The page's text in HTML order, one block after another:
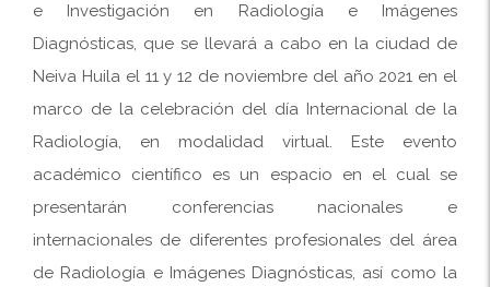
e Investigación en Radiología e Imágenes
Diagnósticas, que se llevará a cabo en la ciudad de
Neiva Huila el 11 y 12 de noviembre del año 2021 en el
marco de la celebración del día Internacional de la
Radiología, en modalidad virtual. Este evento
académico científico es un espacio en el cual se
presentarán conferencias nacionales e
internacionales de diferentes profesionales del área
de Radiología e Imágenes Diagnósticas, así como la